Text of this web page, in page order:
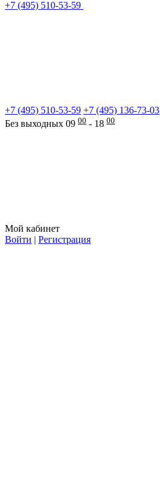
+7 (495) 510-53-59
+7 (495) 510-53-59 +7 (495) 136-73-03
Без выходных 09 00 - 18 00
Мой кабинет
Войти | Регистрация